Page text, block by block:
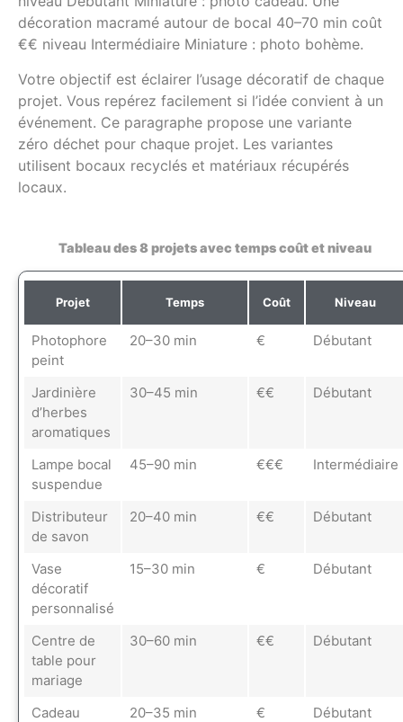
décoration macramé autour de bocal 40–70 min coût
€€ niveau Intermédiaire Miniature : photo bohème.
Votre objectif est éclairer l’usage décoratif de chaque
projet. Vous repérez facilement si l’idée convient à un
événement. Ce paragraphe propose une variante
zéro déchet pour chaque projet. Les variantes
utilisent bocaux recyclés et matériaux récupérés
locaux.
Tableau des 8 projets avec temps coût et niveau
Projet Temps Coût Niveau
Photophore
peint
20–30 min € Débutant
Jardinière
d’herbes
aromatiques
30–45 min €€ Débutant
Lampe bocal
suspendue
45–90 min €€€ Intermédiaire
Distributeur
de savon
20–40 min €€ Débutant
Vase
décoratif
personnalisé
15–30 min € Débutant
Centre de
table pour
mariage
30–60 min €€ Débutant
Cadeau
20–35 min € Débutant